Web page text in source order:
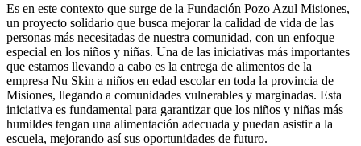
Es en este contexto que surge de la Fundación Pozo Azul Misiones,
un proyecto solidario que busca mejorar la calidad de vida de las
personas más necesitadas de nuestra comunidad, con un enfoque
especial en los niños y niñas. Una de las iniciativas más importantes
que estamos llevando a cabo es la entrega de alimentos de la
empresa Nu Skin a niños en edad escolar en toda la provincia de
Misiones, llegando a comunidades vulnerables y marginadas. Esta
iniciativa es fundamental para garantizar que los niños y niñas más
humildes tengan una alimentación adecuada y puedan asistir a la
escuela, mejorando así sus oportunidades de futuro.